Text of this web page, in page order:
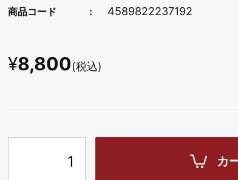
商品コード 4589822237192
¥8,800(税込)
カ